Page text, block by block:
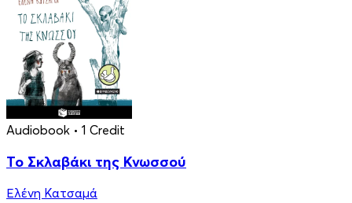
Audiobook • 1 Credit
Το Σκλαβάκι της Κνωσσού
Ελένη Κατσαμά